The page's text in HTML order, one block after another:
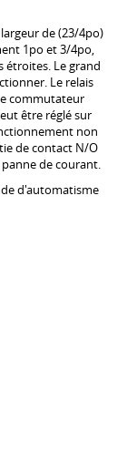
de (23/4po)
1po et 3/4po,
étroites. Le grand
Le relais
commutateur
être réglé sur
non
de contact N/O
de courant.
d'automatisme